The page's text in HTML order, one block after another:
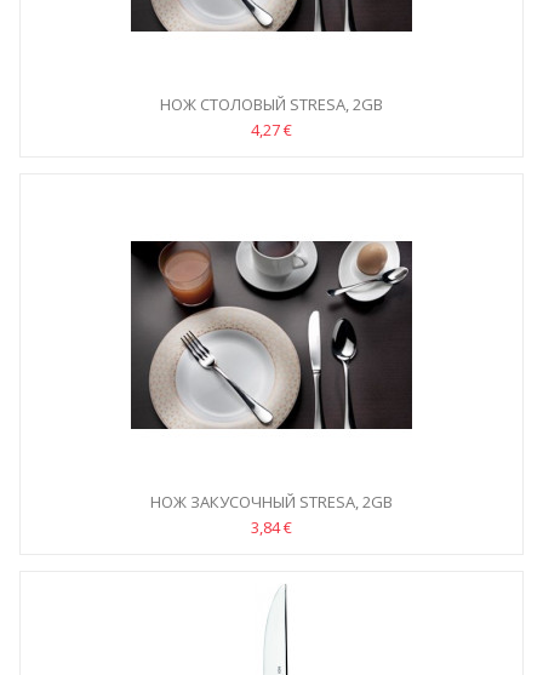
НОЖ СТОЛОВЫЙ STRESA, 2GB
4,27 €
НОЖ ЗАКУСОЧНЫЙ STRESA, 2GB
3,84 €